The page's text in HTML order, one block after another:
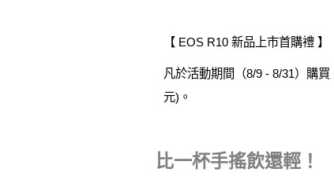
【 EOS R10 新品上市首購禮 】
凡於活動期間（8/9 - 8/31）購
元)。
比一杯手搖飲還輕！